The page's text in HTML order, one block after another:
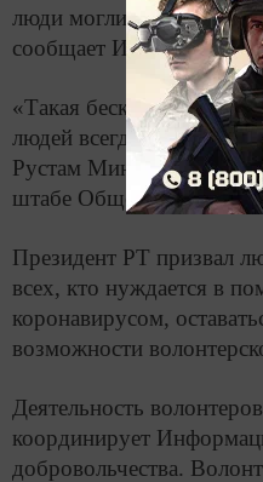
люди могли остаться
сообщает ИА "Татар-
«Такая бескорыстная
людей всегда важна. А
Рустам Минниханов на
штабе
Президент РТ призвал
всех, кто нуждается в
коронавирусом,
возможности
Деятельность
координирует
добровольчества.